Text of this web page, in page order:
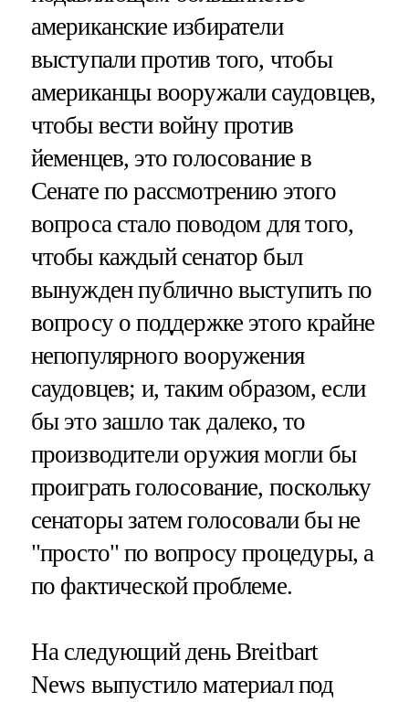
американские избиратели
выступали против того, чтобы
американцы вооружали саудовцев,
чтобы вести войну против
йеменцев, это голосование в
Сенате по рассмотрению этого
вопроса стало поводом для того,
чтобы каждый сенатор был
вынужден публично выступить по
вопросу о поддержке этого крайне
непопулярного вооружения
саудовцев; и, таким образом, если
бы это зашло так далеко, то
производители оружия могли бы
проиграть голосование, поскольку
сенаторы затем голосовали бы не
"просто" по вопросу процедуры, а
по фактической проблеме.
На следующий день Breitbart
News выпустило материал под